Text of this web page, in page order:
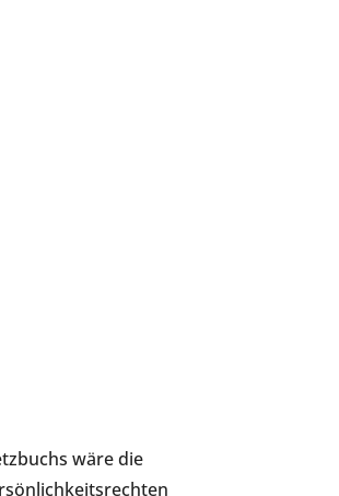
wäre die